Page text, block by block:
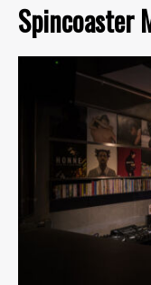
Spincoaster